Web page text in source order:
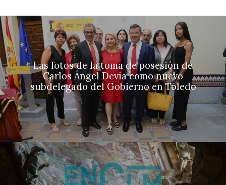
Las fotos de la toma de posesión de
Carlos Ángel Devia como nuevo
subdelegado del Gobierno en Toledo